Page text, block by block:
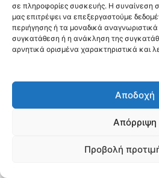
σε πληροφορίες συσκευής. Η συναίνεση
μας επιτρέψει να επεξεργαστούμε
περιήγησης ή τα μοναδικά
συγκατάθεση ή η ανάκληση της
αρνητικά ορισμένα χαρακτηριστικά και
Αποδοχή
Απόρριψη
Προβολή